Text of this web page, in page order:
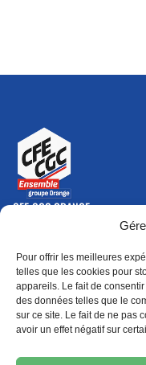
Pour offrir les meilleures
telles que les cookies pour
appareils. Le fait de
des données telles que le
sur ce site. Le fait de ne pas
avoir un effet négatif sur
CFE-CGC ORANGE
10-12 rue Saint Amand,
Nous contacter
01 46 79 28 74
S'ABONNER(NOUVELLE FENÊTRE)
Épargne
(nouvelle fenêtre)